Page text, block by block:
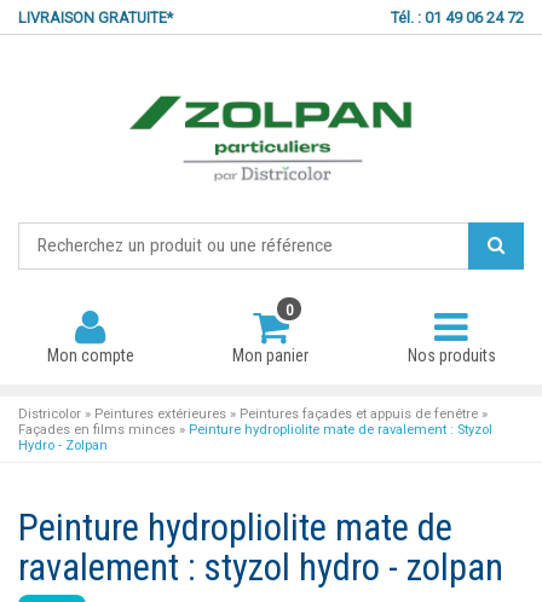
LIVRAISON GRATUITE* Tél. : 01 49 06 24 72
Mon compte
Ouvrir un compte
0
Mon panier Nos produits
Districolor » Peintures extérieures » Peintures façades et appuis de fenêtre »
Façades en films minces » Peinture hydropliolite mate de ravalement : Styzol
Hydro - Zolpan
Peinture hydropliolite mate de
ravalement : styzol hydro - zolpan